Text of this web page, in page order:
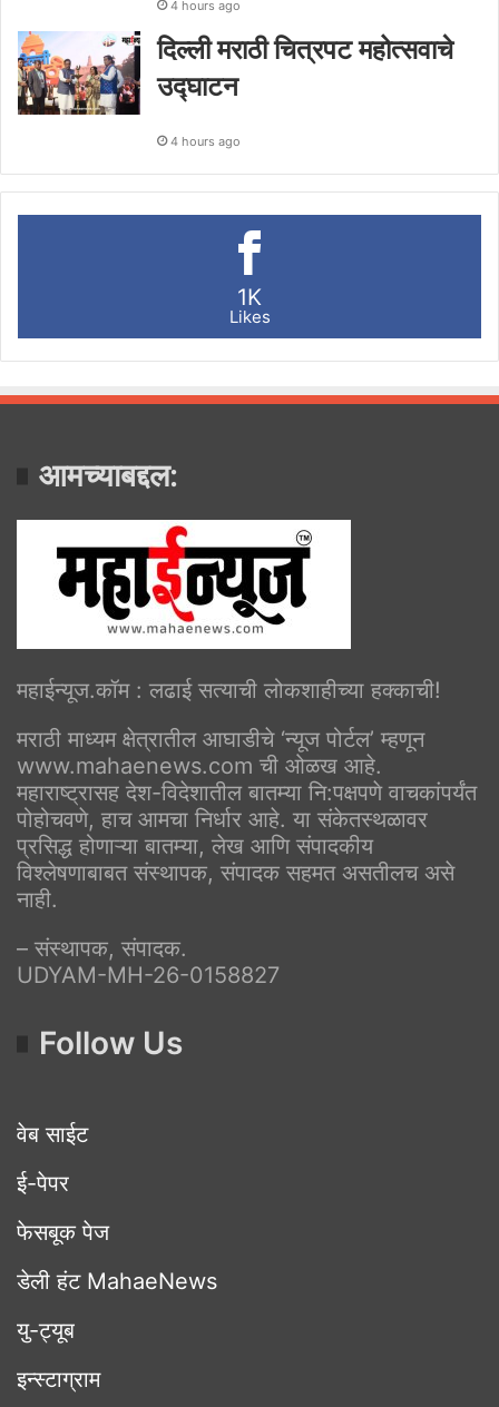
4 hours ago
दिल्ली मराठी चित्रपट महोत्सवाचे
उद्घाटन
4 hours ago
1K
Likes
आमच्याबद्दल:
महाईन्यूज.कॉम : लढाई सत्याची लोकशाहीच्या हक्काची!
मराठी माध्यम क्षेत्रातील आघाडीचे ‘न्यूज पोर्टल’ म्हणून
www.mahaenews.com ची ओळख आहे.
महाराष्ट्रासह देश-विदेशातील बातम्या नि:पक्षपणे वाचकांपर्यंत
पोहोचवणे, हाच आमचा निर्धार आहे. या संकेतस्थळावर
प्रसिद्ध होणाऱ्या बातम्या, लेख आणि संपादकीय
विश्लेषणाबाबत संस्थापक, संपादक सहमत असतीलच असे
नाही.
– संस्थापक, संपादक.
UDYAM-MH-26-0158827
Follow Us
वेब साईट
ई-पेपर
फेसबूक पेज
डेली हंट MahaeNews
यु-ट्यूब
इन्स्टाग्राम